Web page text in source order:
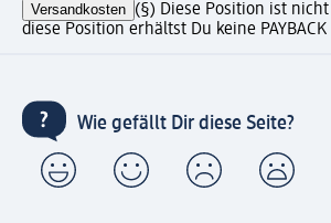
Versandkosten (§) Diese Position ist
diese Position erhältst Du keine
Wie gefällt Dir diese Seite?